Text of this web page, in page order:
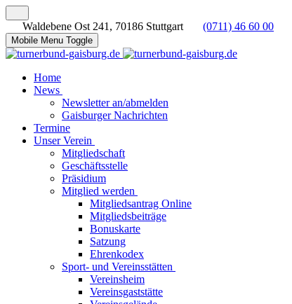
Waldebene Ost 241, 70186 Stuttgart (0711) 46 60 00
Mobile Menu Toggle
Home
News
Newsletter an/abmelden
Gaisburger Nachrichten
Termine
Unser Verein
Mitgliedschaft
Geschäftsstelle
Präsidium
Mitglied werden
Mitgliedsantrag Online
Mitgliedsbeiträge
Bonuskarte
Satzung
Ehrenkodex
Sport- und Vereinsstätten
Vereinsheim
Vereinsgaststätte